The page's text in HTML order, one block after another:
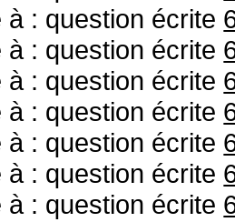
: question écrite
: question écrite
: question écrite
: question écrite
: question écrite
: question écrite
: question écrite